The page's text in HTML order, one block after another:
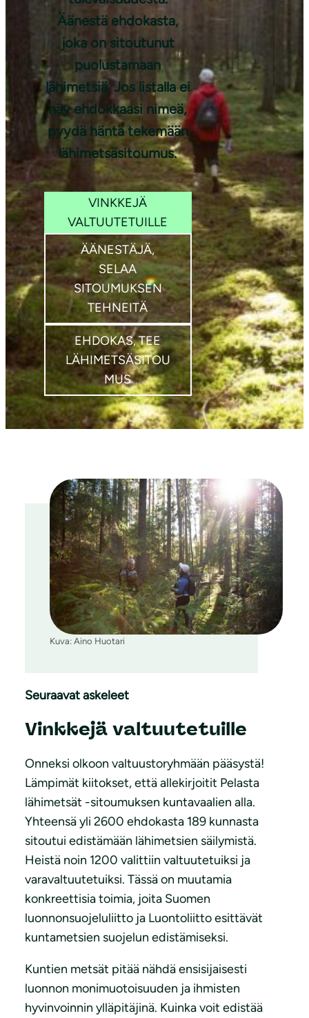
Äänestä ehdokasta,
joka on sitoutunut
puolustamaan
lähimetsiä. Jos listalla ei
näy ehdokkaasi nimeä,
pyydä häntä tekemään
lähimetsäsitoumus.
VINKKEJÄ
VALTUUTETUILLE
ÄÄNESTÄJÄ,
SELAA
SITOUMUKSEN
TEHNEITÄ
EHDOKAS, TEE
LÄHIMETSÄSITOU
MUS
Kuva: Aino
Huotari
Kuva: Aino Huotari
Seuraavat askeleet
Vinkkejä valtuutetuille
Onneksi olkoon valtuustoryhmään pääsystä!
Lämpimät kiitokset, että allekirjoitit Pelasta
lähimetsät -sitoumuksen kuntavaalien alla.
Yhteensä yli 2600 ehdokasta 189 kunnasta
sitoutui edistämään lähimetsien säilymistä.
Heistä noin 1200 valittiin valtuutetuiksi ja
varavaltuutetuiksi. Tässä on muutamia
konkreettisia toimia, joita Suomen
luonnonsuojeluliitto ja Luontoliitto esittävät
kuntametsien suojelun edistämiseksi.
Kuntien metsät pitää nähdä ensisijaisesti
luonnon monimuotoisuuden ja ihmisten
hyvinvoinnin ylläpitäjinä. Kuinka voit edistää